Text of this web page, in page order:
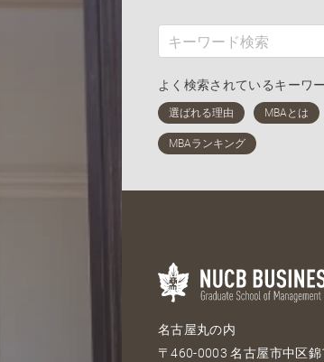
よく検索されているキーワ
名古屋丸の内
〒460-0003 名古屋市中区